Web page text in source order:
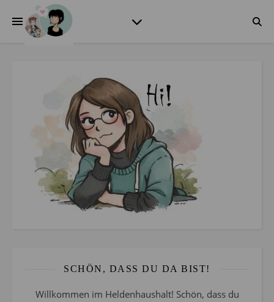
SCHÖN, DASS DU DA BIST!
Willkommen im Heldenhaushalt! Schön, dass du